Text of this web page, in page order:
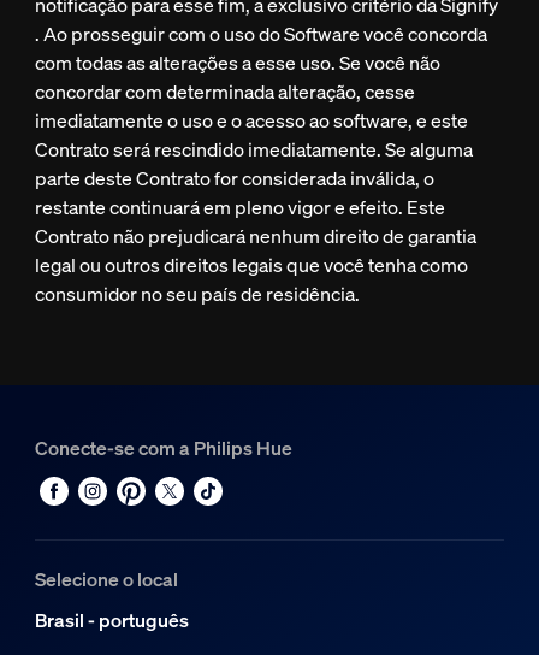
. Ao prosseguir com o uso do Software você concorda
com todas as alterações a esse uso. Se você não
concordar com determinada alteração, cesse
imediatamente o uso e o acesso ao software, e este
Contrato será rescindido imediatamente. Se alguma
parte deste Contrato for considerada inválida, o
restante continuará em pleno vigor e efeito. Este
Contrato não prejudicará nenhum direito de garantia
legal ou outros direitos legais que você tenha como
consumidor no seu país de residência.
Conecte-se com a Philips Hue
Selecione o local
Brasil - português